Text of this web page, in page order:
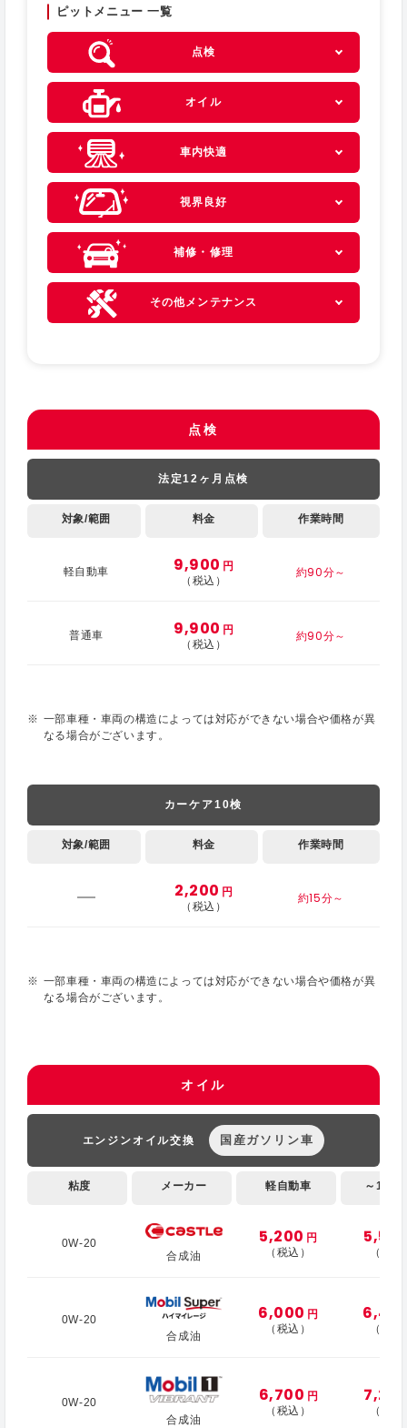
ピットメニュー 一覧
点検
オイル
車内快適
視界良好
補修・修理
その他メンテナンス
点検
法定12ヶ月点検
対象/範囲 料金 作業時間
軽自動車 9,900 円
（税込）
約90分～
普通車 9,900 円
（税込）
約90分～
一部車種・車両の構造によっては対応ができない場合や価格が異
なる場合がございます。
カーケア10検
対象/範囲 料金 作業時間
2,200 円
（税込）
約15分～
一部車種・車両の構造によっては対応ができない場合や価格が異
なる場合がございます。
オイル
エンジンオイル交換 国産ガソリン車
粘度 メーカー 軽自動車 ～
0W-20
合成油
5,200 円
（税込）
（税
0W-20
合成油
6,000 円
（税込）
（税
0W-20
合成油
6,700 円
（税込）
（税